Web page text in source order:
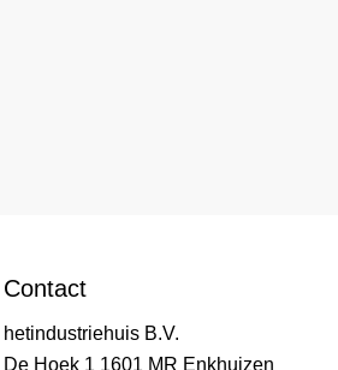
Contact
hetindustriehuis B.V.
De Hoek 1 1601 MR Enkhuizen